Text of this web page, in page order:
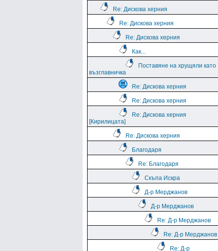
Re: Дискова херния
Re: Дискова херния
Re: Дискова херния
Как...
Поставяне на хрущяли като
възглавничка
Re: Дискова херния
Re: Дискова херния
Re: Дискова херния
[Кирилицата]
Re: Дискова херния
Благодаря
Re: Благодаря
Скъпа Искра
Д-р Мерджанов
Д-р Мерджанов
Re: Д-р Мерджанов
Re: Д-р Мерджанов
Re: Д-р